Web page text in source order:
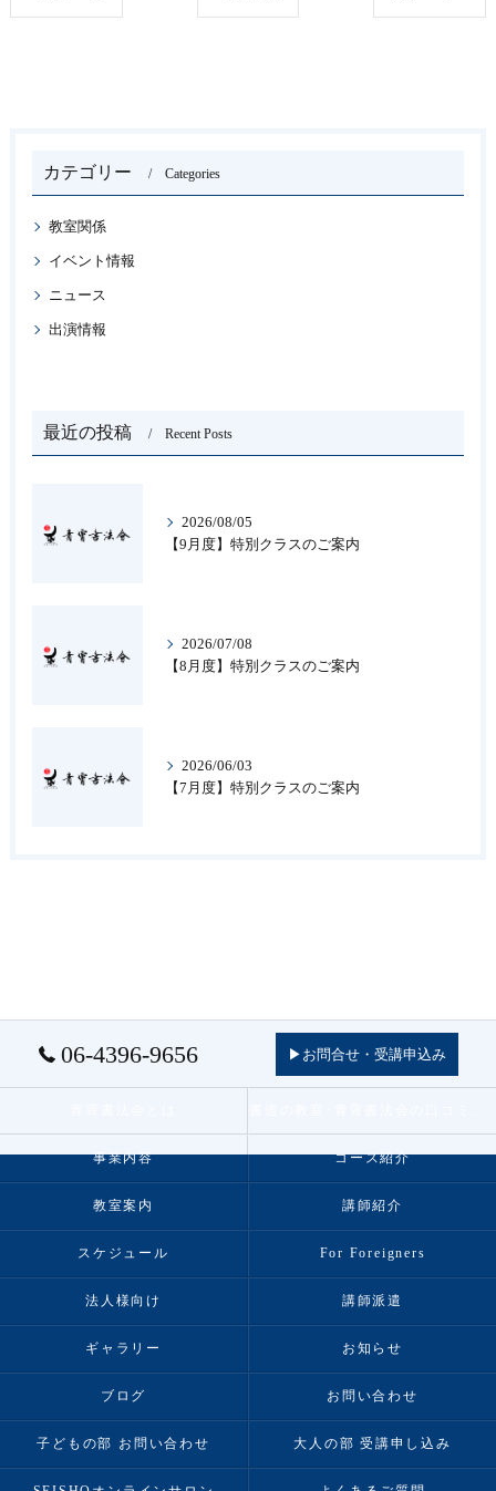
カテゴリー Categories
教室関係
イベント情報
ニュース
出演情報
最近の投稿 Recent Posts
2026/08/05
【9月度】特別クラスのご案内
2026/07/08
【8月度】特別クラスのご案内
2026/06/03
【7月度】特別クラスのご案内
06-4396-9656 ▶お問合せ・受講申込み
事業内容 コース紹介
教室案内 講師紹介
スケジュール For Foreigners
法人様向け 講師派遣
ギャラリー お知らせ
ブログ お問い合わせ
子どもの部 お問い合わせ 大人の部 受講申し込み